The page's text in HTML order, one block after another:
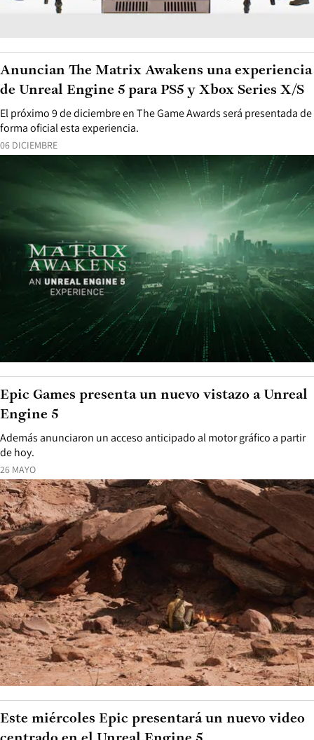
06 DICIEMBRE
El próximo 9 de diciembre en The Game Awards será presentada de
forma oficial esta experiencia.
Anuncian The Matrix Awakens una experiencia
de Unreal Engine 5 para PS5 y Xbox Series X/S
26 MAYO
Además anunciaron un acceso anticipado al motor gráfico a partir
de hoy.
Epic Games presenta un nuevo vistazo a Unreal
Engine 5
Este miércoles Epic presentará un nuevo video